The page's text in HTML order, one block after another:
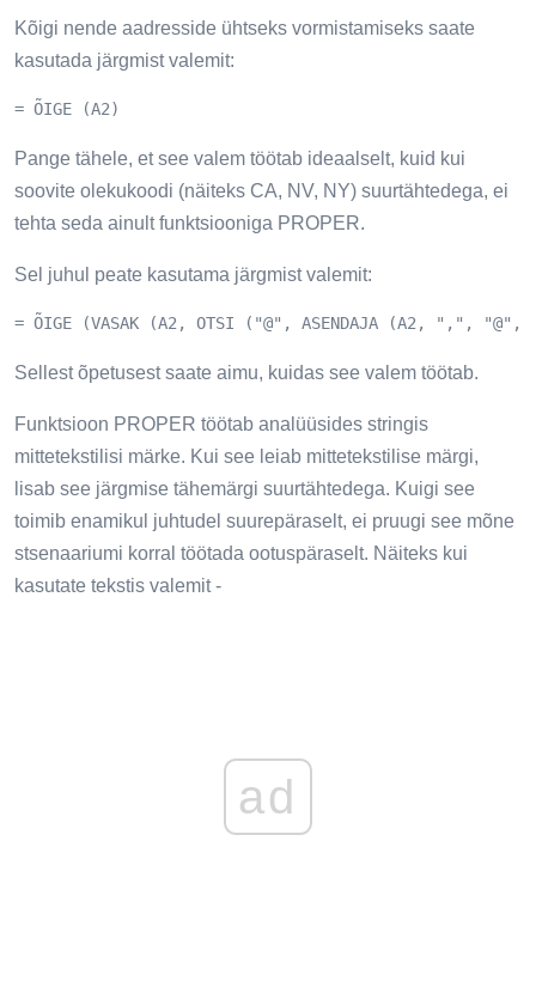
Kõigi nende aadresside ühtseks vormistamiseks saate
kasutada järgmist valemit:
= ÕIGE (A2)
Pange tähele, et see valem töötab ideaalselt, kuid kui
soovite olekukoodi (näiteks CA, NV, NY) suurtähtedega, ei
tehta seda ainult funktsiooniga PROPER.
Sel juhul peate kasutama järgmist valemit:
= ÕIGE (VASAK (A2, OTSI ("@", ASENDAJA (A2, ",",
Sellest õpetusest saate aimu, kuidas see valem töötab.
Funktsioon PROPER töötab analüüsides stringis
mittetekstilisi märke. Kui see leiab mittetekstilise märgi,
lisab see järgmise tähemärgi suurtähtedega. Kuigi see
toimib enamikul juhtudel suurepäraselt, ei pruugi see mõne
stsenaariumi korral töötada ootuspäraselt. Näiteks kui
kasutate tekstis valemit -
ad